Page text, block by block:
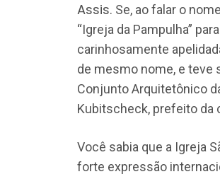
Assis. Se, ao falar o
“Igreja da Pampulha”
carinhosamente
de mesmo nome, e teve
Conjunto Arquitetônico
Kubitscheck, prefeito da
Você sabia que a Igreja
forte expressão